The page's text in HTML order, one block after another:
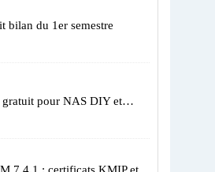
bilan du 1er semestre
gratuit pour NAS DIY et…